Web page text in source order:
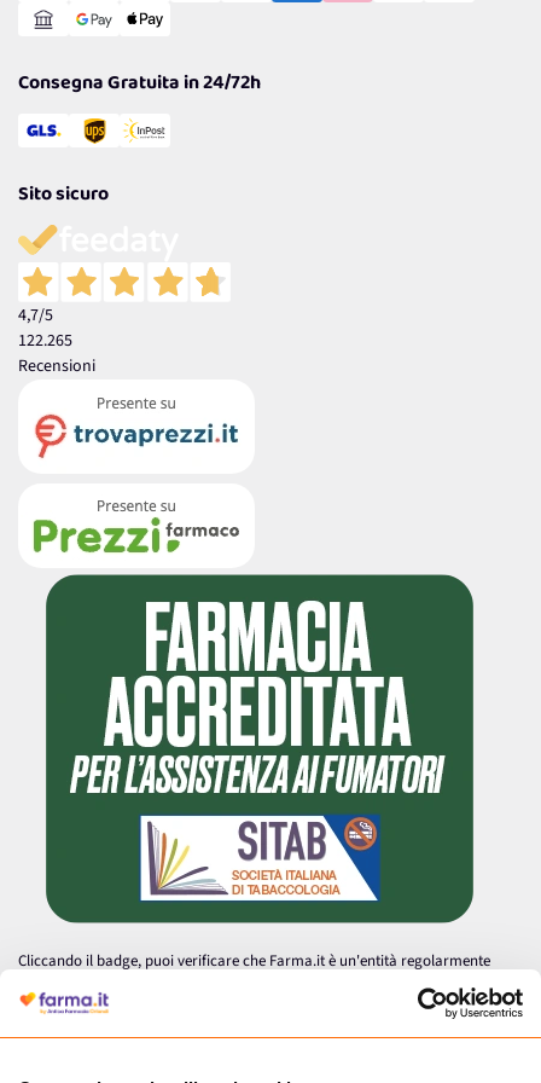
Consegna Gratuita in 24/72h
Sito sicuro
4,7/5
122.265
Recensioni
Cliccando il badge, puoi verificare che Farma.it è un'entità regolarmente
autorizzata dal Ministero della Salute a effettuare la vendita online di
medicinali.